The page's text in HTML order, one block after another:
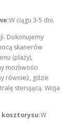
W ciągu 3-5 dni.
Dokonujemy
skanerów
(plaży),
możliwości
również, gdzie
sterującą. Wizja
kosztorysu:W